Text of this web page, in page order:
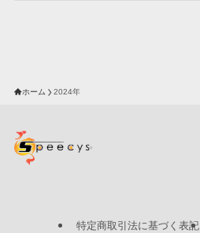
ホーム 2024年
特定商取引法に基づく表記